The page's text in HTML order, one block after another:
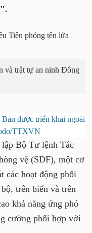
Tiên phóng tên lửa
và trật tự an ninh Đông
được triển khai ngoài
TTXVN
Bộ Tư lệnh Tác
vệ (SDF), một cơ
các hoạt động phối
trên biển và trên
khả năng ứng phó
cường phối hợp với